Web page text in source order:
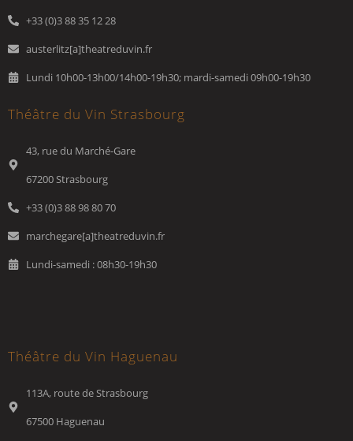
+33 (0)3 88 35 12 28
austerlitz[a]theatreduvin.fr
Lundi 10h00-13h00/14h00-19h30; mardi-samedi 09h00-19h30
Théâtre du Vin Strasbourg
43, rue du Marché-Gare
67200 Strasbourg
+33 (0)3 88 98 80 70
marchegare[a]theatreduvin.fr
Lundi-samedi : 08h30-19h30
Théâtre du Vin Haguenau
113A, route de Strasbourg
67500 Haguenau